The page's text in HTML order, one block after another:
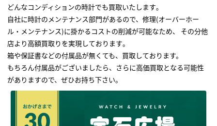
どんなコンディションの時計でも買取いたします｡
自社に時計のメンテナンス部門があるので、修理(オーバーホー
ル・メンテナンス)に掛かるコストの削減が可能なため、 その分他
店より高額買取りを実現しております｡
箱や保証書などの付属品が無くても、買取しております。
もちろん付属品がございましたら、さらに高価買取となる可能性
がありますので、ぜひお持ち下さい｡